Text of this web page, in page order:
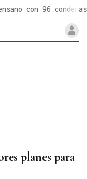
con 96 condenas
planes para